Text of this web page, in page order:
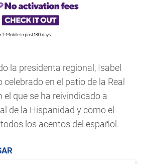
la presidenta regional, Isabel
celebrado en el patio de la Real
el que se ha reivindicado a
de la Hispanidad y como el
los acentos del español.